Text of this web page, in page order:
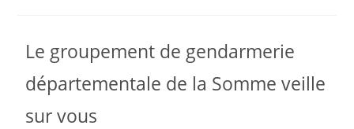
Le groupement de gendarmerie
départementale de la Somme veille
sur vous